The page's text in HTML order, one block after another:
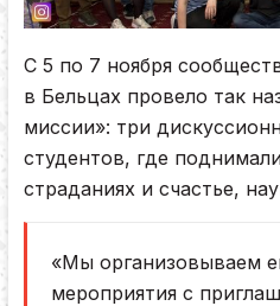
C 5 по 7 ноября
в Бельцах провело так
миссии»: три
студентов, где
страданиях и счастье,
«Мы организовываем
мероприятия с